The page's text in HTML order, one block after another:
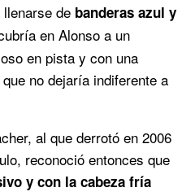
de banderas azul y
en Alonso a un
en pista y con una
no dejaría indiferente a
al que derrotó en 2006
reconoció entonces que
y con la cabeza fría